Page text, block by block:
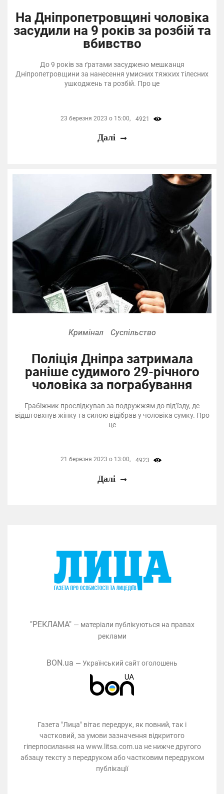
На Дніпропетровщині чоловіка
засудили на 9 років за розбій та
вбивство
До 9 років за ґратами засуджено мешканця
Дніпропетровщини за нанесення умисних тяжких тілесних
ушкоджень та розбій. Про це
23 березня 2023 о 15:00, 4921
Далі
Кримінал Суспільство
Поліція Дніпра затримала
раніше судимого 29-річного
чоловіка за пограбування
Грабіжник прослідкував за подружжям до під’їзду, де
відштовхнув жінку та силою відібрав у чоловіка сумку. Про
це
21 березня 2023 о 13:00, 4923
Далі
"РЕКЛАМА" — матеріали публікуються на правах
реклами
BON.ua — Український сайт оголошень
Газета "Лица" вітає передрук, як повний, так і
частковий, за умови зазначення відкритого
гіперпосилання на www.litsa.com.ua не нижче другого
абзацу тексту з передруком або частковим передруком
публікації